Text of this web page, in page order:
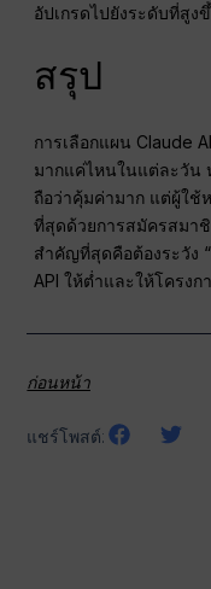
อัปเกรดไปยังระดับที่สูง
สรุป
การเลือกแผน Claude
มากแค่ไหนในแต่ละวัน
ถือว่าคุ้มค่ามาก แต่ผู้ใ
ที่สุดด้วยการสมัครสมา
สำคัญที่สุดคือต้องระวัง
API ให้ต่ำและให้โครง
ก่อนหน้า
แชร์โพสต์: